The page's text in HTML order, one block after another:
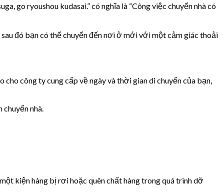
go ryoushou kudasai.” có nghĩa là “Công việc chuyển nhà có
đó bạn có thể chuyển đến nơi ở mới với một cảm giác thoải
công ty cung cấp về ngày và thời gian di chuyển của bạn,
nhà.
kiện hàng bị rơi hoặc quên chất hàng trong quá trình dỡ